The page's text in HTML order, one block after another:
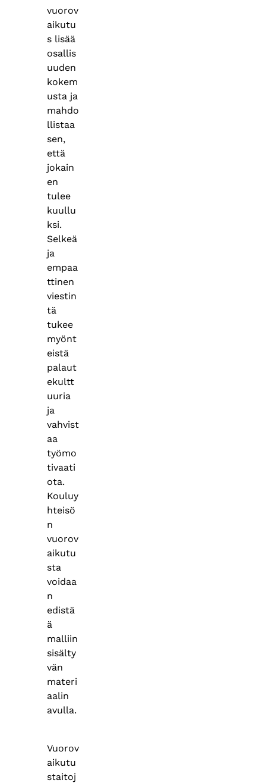
vuorov
aikutu
s lisää
osallis
uuden
kokem
usta ja
mahdo
llistaa
sen,
että
jokain
en
tulee
kuullu
ksi.
Selkeä
ja
empaa
ttinen
viestin
tä
tukee
myönt
eistä
palaut
ekultt
uuria
ja
vahvist
aa
työmo
tivaati
ota.
Kouluy
hteisö
n
vuorov
aikutu
sta
voidaa
n
edistä
ä
malliin
sisälty
vän
materi
aalin
avulla.
Vuorov
aikutu
staitoj